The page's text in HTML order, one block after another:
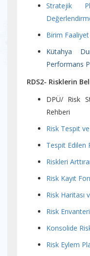
Stratejik
Birim Faaliyet
Kütahya
Performans
RDS2- Risklerin
DPÜ/ Risk
Rehberi
Risk Tespit
Tespit Edilen
Riskleri
Risk Kayıt
Risk Haritası
Risk
Konsolide
Risk Eylem